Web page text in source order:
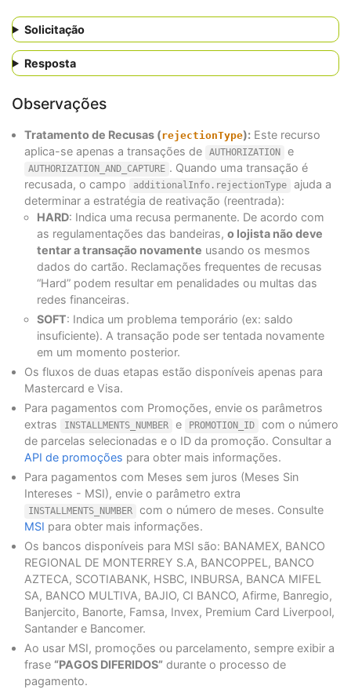
Solicitação
Resposta
Observações
Tratamento de Recusas (rejectionType): Este recurso
aplica-se apenas a transações de
AUTHORIZATION e
AUTHORIZATION_AND_CAPTURE . Quando uma transação é
recusada, o campo
additionalInfo.rejectionType
ajuda a
determinar a estratégia de reativação (reentrada):
HARD: Indica uma recusa permanente. De acordo com
as regulamentações das bandeiras, o lojista não deve
tentar a transação novamente usando os mesmos
dados do cartão. Reclamações frequentes de recusas
“Hard” podem resultar em penalidades ou multas das
redes financeiras.
SOFT: Indica um problema temporário (ex: saldo
insuficiente). A transação pode ser tentada novamente
em um momento posterior.
Os fluxos de duas etapas estão disponíveis apenas para
Mastercard e Visa.
Para pagamentos com Promoções, envie os parâmetros
extras
INSTALLMENTS_NUMBER e PROMOTION_ID
com o número
de parcelas selecionadas e o ID da promoção. Consultar a
API de promoções para obter mais informações.
Para pagamentos com Meses sem juros (Meses Sin
Intereses - MSI), envie o parâmetro extra
INSTALLMENTS_NUMBER
com o número de meses. Consulte
MSI para obter mais informações.
Os bancos disponíveis para MSI são: BANAMEX, BANCO
REGIONAL DE MONTERREY S.A, BANCOPPEL, BANCO
AZTECA, SCOTIABANK, HSBC, INBURSA, BANCA MIFEL
SA, BANCO MULTIVA, BAJIO, CI BANCO, Afirme, Banregio,
Banjercito, Banorte, Famsa, Invex, Premium Card Liverpool,
Santander e Bancomer.
Ao usar MSI, promoções ou parcelamento, sempre exibir a
frase “PAGOS DIFERIDOS” durante o processo de
pagamento.